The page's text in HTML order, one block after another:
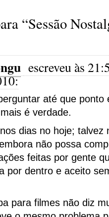
“Sessão
escreveu às
até que ponto
é verdade.
dias no hoje; talvez
não possa
feitas por gente
por dentro e aceito
para filmes não diz